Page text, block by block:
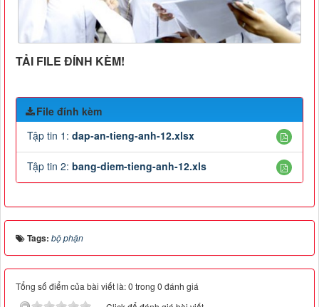
TẢI FILE ĐÍNH KÈM!
File đính kèm
Tập tin 1: dap-an-tieng-anh-12.xlsx
Tập tin 2: bang-diem-tieng-anh-12.xls
Tags: bộ phận
Tổng số điểm của bài viết là: 0 trong 0 đánh giá